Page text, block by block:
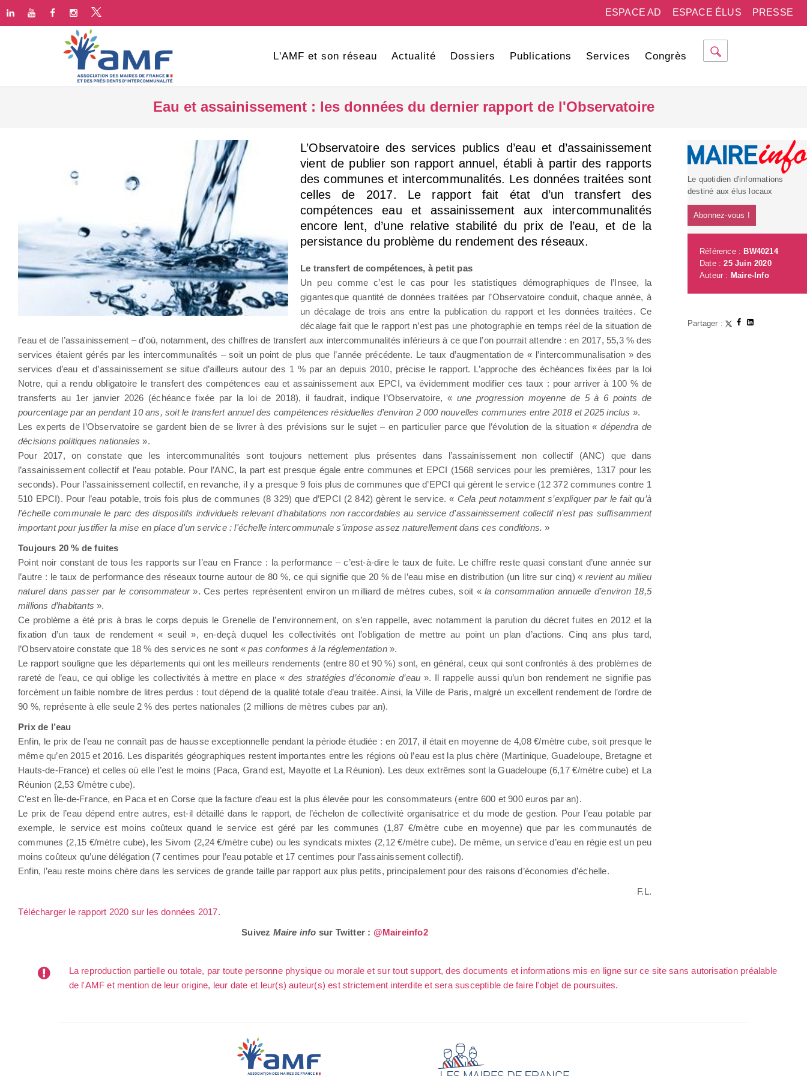
PRESSE
ESPACE ÉLUS
ESPACE AD
L'AMF et son réseau Actualité Dossiers Publications Services Congrès
Eau et assainissement : les données du dernier rapport de l'Observatoire
L’Observatoire des services publics d’eau et d’assainissement
vient de publier son rapport annuel, établi à partir des rapports
des communes et intercommunalités. Les données traitées sont
celles de 2017. Le rapport fait état d’un transfert des
compétences eau et assainissement aux intercommunalités
encore lent, d’une relative stabilité du prix de l’eau, et de la
persistance du problème du rendement des réseaux.
Le transfert de compétences, à petit pas
Un peu comme c’est le cas pour les statistiques démographiques de l’Insee, la
gigantesque quantité de données traitées par l’Observatoire conduit, chaque année, à
un décalage de trois ans entre la publication du rapport et les données traitées. Ce
décalage fait que le rapport n’est pas une photographie en temps réel de la situation de
l’eau et de l’assainissement – d’où, notamment, des chiffres de transfert aux intercommunalités inférieurs à ce que l’on pourrait attendre : en 2017, 55,3 % des
services étaient gérés par les intercommunalités – soit un point de plus que l’année précédente. Le taux d’augmentation de « l’intercommunalisation » des
services d’eau et d’assainissement se situe d’ailleurs autour des 1 % par an depuis 2010, précise le rapport. L’approche des échéances fixées par la loi
Notre, qui a rendu obligatoire le transfert des compétences eau et assainissement aux EPCI, va évidemment modifier ces taux : pour arriver à 100 % de
transferts au 1er janvier 2026 (échéance fixée par la loi de 2018), il faudrait, indique l’Observatoire, « une progression moyenne de 5 à 6 points de
pourcentage par an pendant 10 ans, soit le transfert annuel des compétences résiduelles d’environ 2 000 nouvelles communes entre 2018 et 2025 inclus ».
Les experts de l’Observatoire se gardent bien de se livrer à des prévisions sur le sujet – en particulier parce que l’évolution de la situation «dépendra de
décisions politiques nationales ».
Pour 2017, on constate que les intercommunalités sont toujours nettement plus présentes dans l’assainissement non collectif (ANC) que dans
l’assainissement collectif et l’eau potable. Pour l’ANC, la part est presque égale entre communes et EPCI (1568 services pour les premières, 1317 pour les
seconds). Pour l’assainissement collectif, en revanche, il y a presque 9 fois plus de communes que d’EPCI qui gèrent le service (12 372 communes contre 1
510 EPCI). Pour l’eau potable, trois fois plus de communes (8 329) que d’EPCI (2 842) gèrent le service. « Cela peut notamment s’expliquer par le fait qu’à
l'échelle communale le parc des dispositifs individuels relevant d’habitations non raccordables au service d’assainissement collectif n’est pas suffisamment
important pour justifier la mise en place d'un service : l'échelle intercommunale s'impose assez naturellement dans ces conditions.»
Toujours 20 % de fuites
Point noir constant de tous les rapports sur l’eau en France : la performance – c’est-à-dire le taux de fuite. Le chiffre reste quasi constant d’une année sur
l’autre : le taux de performance des réseaux tourne autour de 80 %, ce qui signifie que 20 % de l’eau mise en distribution (un litre sur cinq) « revient au milieu
naturel dans passer par le consommateur». Ces pertes représentent environ un milliard de mètres cubes, soit «la consommation annuelle d’environ 18,5
millions d’habitants».
Ce problème a été pris à bras le corps depuis le Grenelle de l’environnement, on s’en rappelle, avec notamment la parution du décret fuites en 2012 et la
fixation d’un taux de rendement « seuil », en-deçà duquel les collectivités ont l’obligation de mettre au point un plan d’actions. Cinq ans plus tard,
l’Observatoire constate que 18 % des services ne sont « pas conformes à la réglementation».
Le rapport souligne que les départements qui ont les meilleurs rendements (entre 80 et 90 %) sont, en général, ceux qui sont confrontés à des problèmes de
rareté de l’eau, ce qui oblige les collectivités à mettre en place « des stratégies d’économie d’eau ». Il rappelle aussi qu’un bon rendement ne signifie pas
forcément un faible nombre de litres perdus : tout dépend de la qualité totale d’eau traitée. Ainsi, la Ville de Paris, malgré un excellent rendement de l’ordre de
90 %, représente à elle seule 2 % des pertes nationales (2 millions de mètres cubes par an).
Prix de l’eau
Enfin, le prix de l’eau ne connaît pas de hausse exceptionnelle pendant la période étudiée : en 2017, il était en moyenne de 4,08 €/mètre cube, soit presque le
même qu’en 2015 et 2016. Les disparités géographiques restent importantes entre les régions où l’eau est la plus chère (Martinique, Guadeloupe, Bretagne et
Hauts-de-France) et celles où elle l’est le moins (Paca, Grand est, Mayotte et La Réunion). Les deux extrêmes sont la Guadeloupe (6,17 €/mètre cube) et La
Réunion (2,53 €/mètre cube).
C’est en Île-de-France, en Paca et en Corse que la facture d’eau est la plus élevée pour les consommateurs (entre 600 et 900 euros par an).
Le prix de l’eau dépend entre autres, est-il détaillé dans le rapport, de l’échelon de collectivité organisatrice et du mode de gestion. Pour l’eau potable par
exemple, le service est moins coûteux quand le service est géré par les communes (1,87 €/mètre cube en moyenne) que par les communautés de
communes (2,15 €/mètre cube), les Sivom (2,24 €/mètre cube) ou les syndicats mixtes (2,12 €/mètre cube). De même, un service d’eau en régie est un peu
moins coûteux qu’une délégation (7 centimes pour l’eau potable et 17 centimes pour l’assainissement collectif).
Enfin, l’eau reste moins chère dans les services de grande taille par rapport aux plus petits, principalement pour des raisons d’économies d’échelle.
F.L.
Télécharger le rapport 2020 sur les données 2017.
Suivez Maire info sur Twitter : @Maireinfo2
Le quotidien d'informations
destiné aux élus locaux
Abonnez-vous !
Référence : BW40214
Date :25 Juin 2020
Auteur : Maire-Info
Partager :
La reproduction partielle ou totale, par toute personne physique ou morale et sur tout support, des documents et informations mis en ligne sur ce site sans autorisation préalable
de l'AMF et mention de leur origine, leur date et leur(s) auteur(s) est strictement interdite et sera susceptible de faire l'objet de poursuites.